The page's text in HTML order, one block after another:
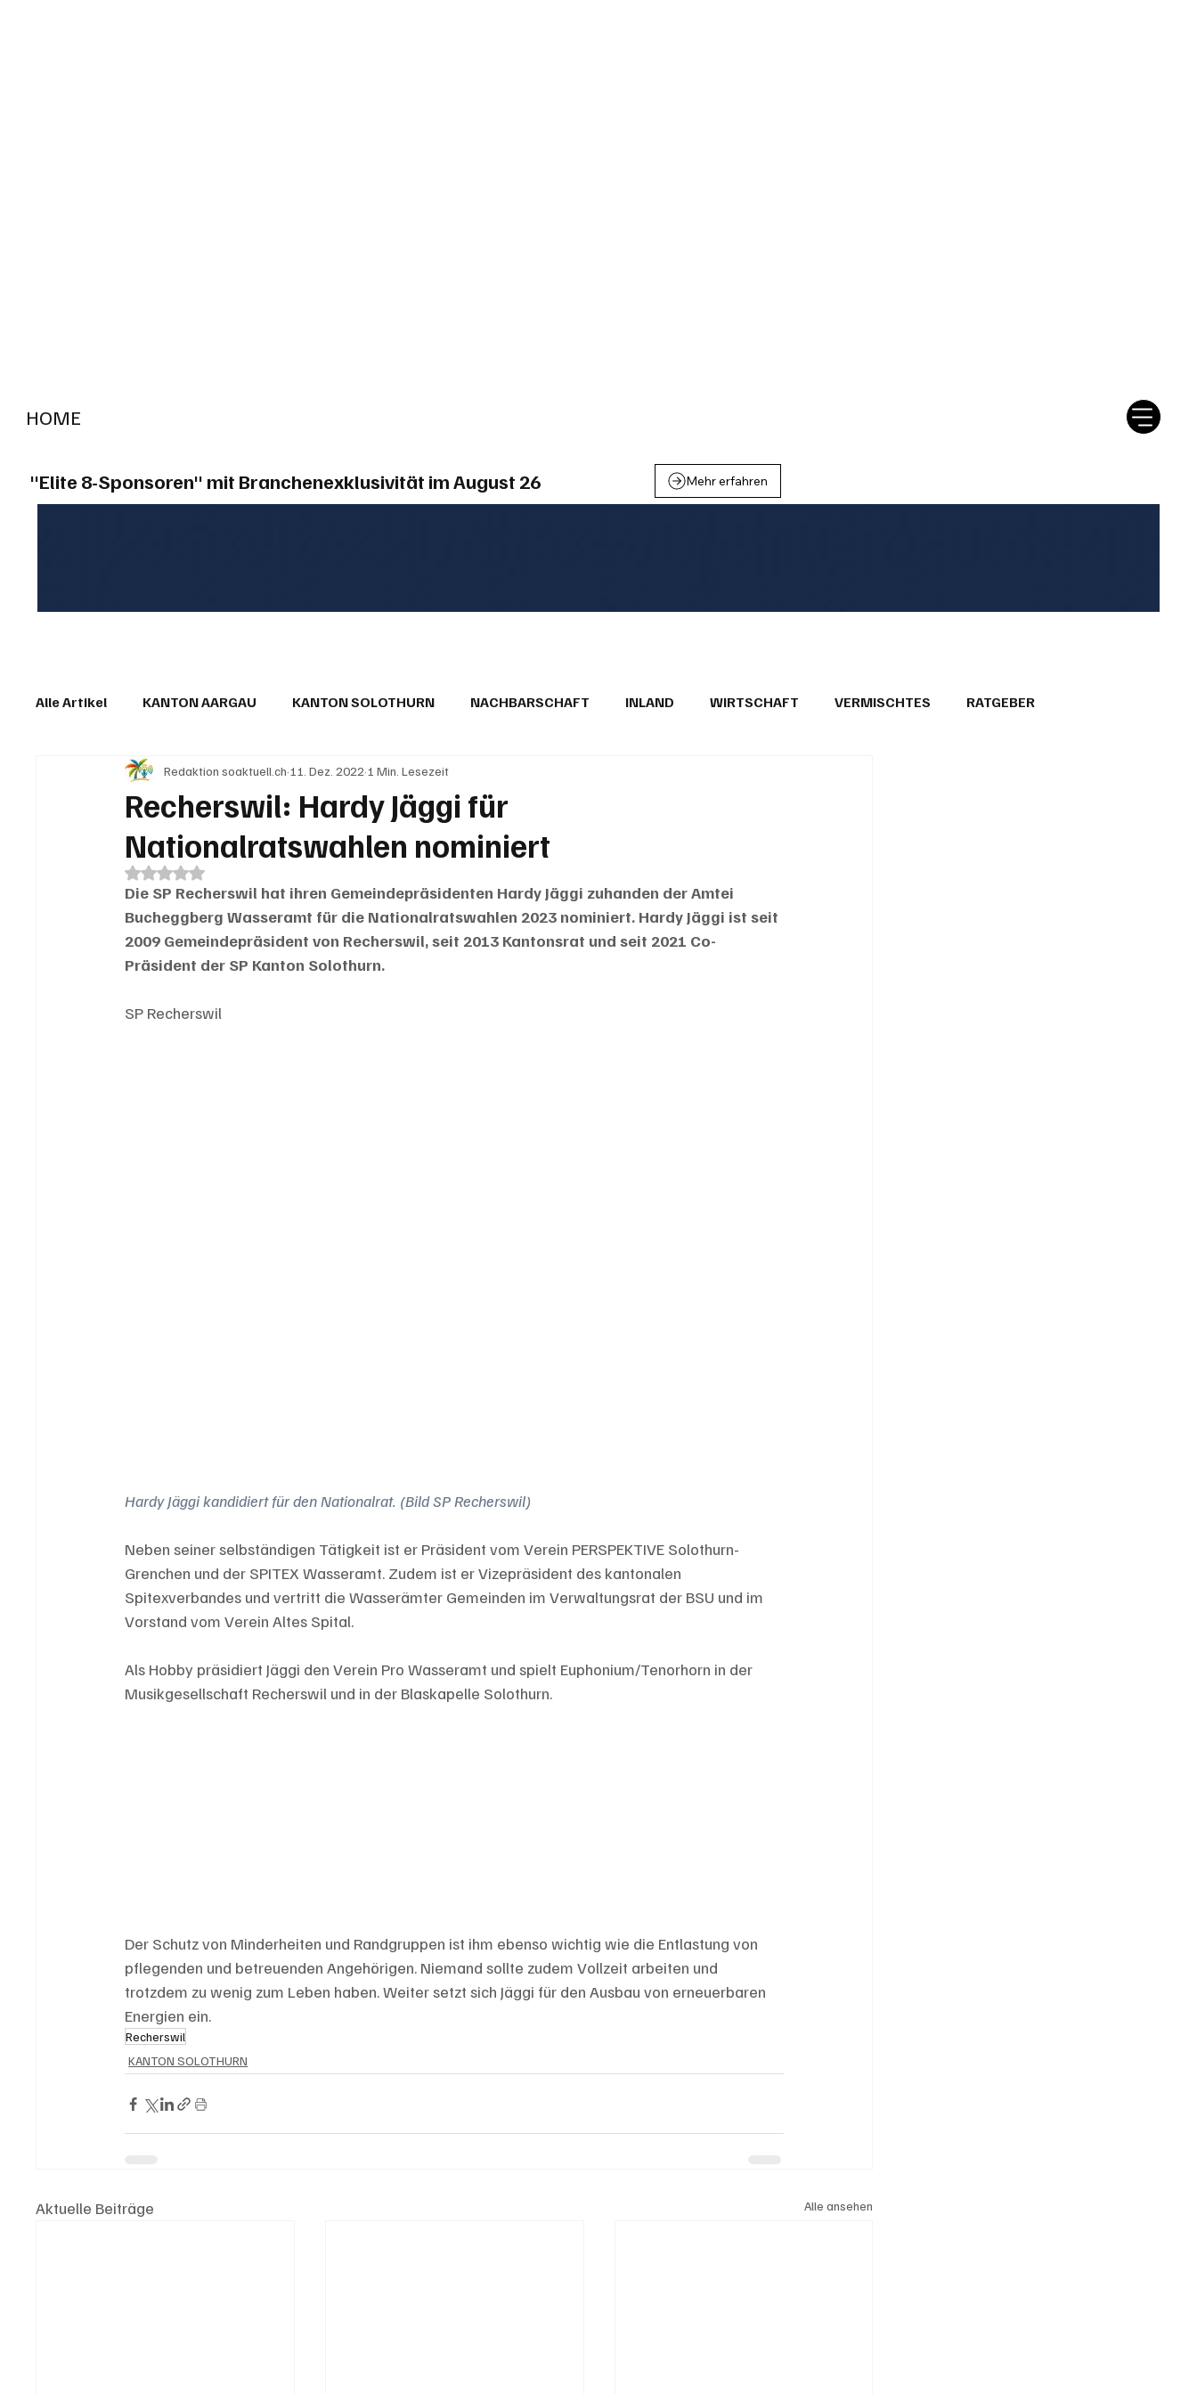
HOME
"Elite 8-Sponsoren" mit Branchenexklusivität im August 26 Mehr erfahren
Alle Artikel KANTON AARGAU KANTON SOLOTHURN NACHBARSCHAFT INLAND WIRTSCHAFT VERMISCHTES RATGEBER
IN EIGENER SACHE KOMMENTARE LESERBRIEFE
Recherswil: Hardy Jäggi für
Nationalratswahlen nominiert
Redaktion soaktuell.ch 11. Dez. 2022 1 Min. Lesezeit
Mit NaN von 5 Sternen bewertet.
Die SP Recherswil hat ihren Gemeindepräsidenten Hardy Jäggi zuhanden der Amtei
Bucheggberg Wasseramt für die Nationalratswahlen 2023 nominiert. Hardy Jäggi ist seit
2009 Gemeindepräsident von Recherswil, seit 2013 Kantonsrat und seit 2021 Co-
Präsident der SP Kanton Solothurn.
SP Recherswil
Hardy Jäggi kandidiert für den Nationalrat. (Bild SP Recherswil)
Neben seiner selbständigen Tätigkeit ist er Präsident vom Verein PERSPEKTIVE Solothurn-
Grenchen und der SPITEX Wasseramt. Zudem ist er Vizepräsident des kantonalen
Spitexverbandes und vertritt die Wasserämter Gemeinden im Verwaltungsrat der BSU und im
Vorstand vom Verein Altes Spital.
Als Hobby präsidiert Jäggi den Verein Pro Wasseramt und spielt Euphonium/Tenorhorn in der
Musikgesellschaft Recherswil und in der Blaskapelle Solothurn.
Der Schutz von Minderheiten und Randgruppen ist ihm ebenso wichtig wie die Entlastung von
pflegenden und betreuenden Angehörigen. Niemand sollte zudem Vollzeit arbeiten und
trotzdem zu wenig zum Leben haben. Weiter setzt sich Jäggi für den Ausbau von erneuerbaren
Energien ein.
Recherswil
KANTON SOLOTHURN
Aktuelle Beiträge Alle ansehen